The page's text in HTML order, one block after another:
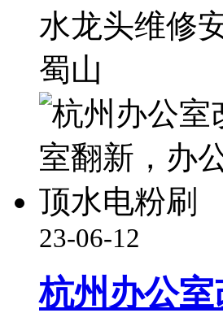
水龙头维修
蜀山
23-06-12
杭州办公